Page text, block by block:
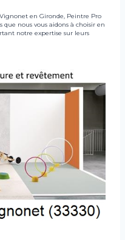
en Gironde, Peintre Pro
que nous vous aidons à choisir en
notre expertise sur leurs